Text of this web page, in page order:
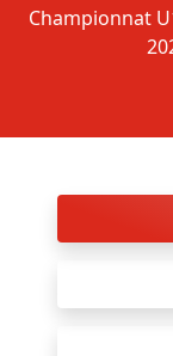
Championnat